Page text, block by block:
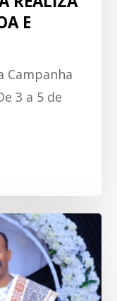
E
Campanha
3 a 5 de